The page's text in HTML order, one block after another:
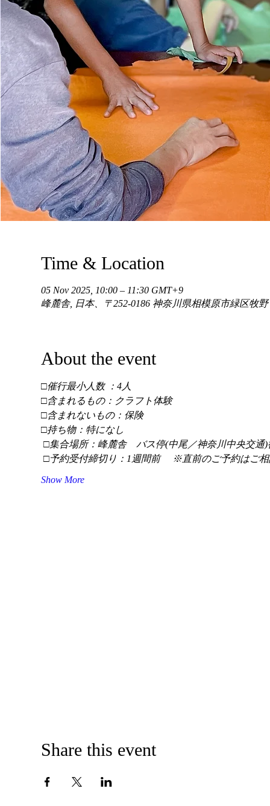
Time & Location
05 Nov 2025, 10:00 – 11:30 GMT+9
峰麓舎, 日本、〒252-0186 神奈川県相模原市緑区牧
About the event
□催行最小人数 ：4人
□含まれるもの：クラフト体験
□含まれないもの：保険
□持ち物：特になし
□集合場所：峰麓舎　バス停(中尾／神奈川中央交通)
□予約受付締切り：1週間前 　※直前のご予約はご
Show More
Share this event